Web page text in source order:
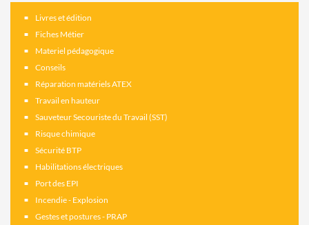
Livres et édition
Fiches Métier
Materiel pédagogique
Conseils
Réparation matériels ATEX
Travail en hauteur
Sauveteur Secouriste du Travail (SST)
Risque chimique
Sécurité BTP
Habilitations électriques
Port des EPI
Incendie - Explosion
Gestes et postures - PRAP